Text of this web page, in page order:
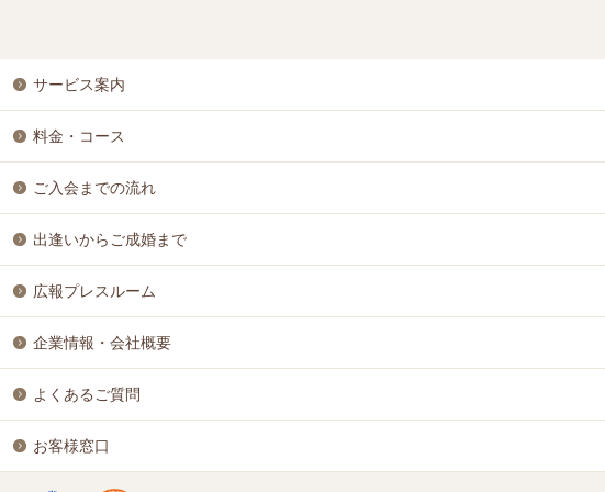
サービス案内
料金・コース
ご入会までの流れ
出逢いからご成婚まで
広報プレスルーム
企業情報・会社概要
よくあるご質問
お客様窓口